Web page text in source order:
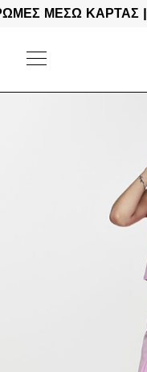
ΜΕΣΩ ΚΑΡΤΑΣ |